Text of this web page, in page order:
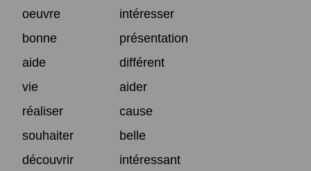
oeuvre
intéresser
bonne
présentation
aide
différent
vie
aider
réaliser
cause
souhaiter
belle
découvrir
intéressant